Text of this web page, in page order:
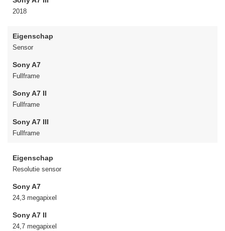
2018
Eigenschap
Sensor
Sony A7
Fullframe
Sony A7 II
Fullframe
Sony A7 III
Fullframe
Eigenschap
Resolutie sensor
Sony A7
24,3 megapixel
Sony A7 II
24,7 megapixel